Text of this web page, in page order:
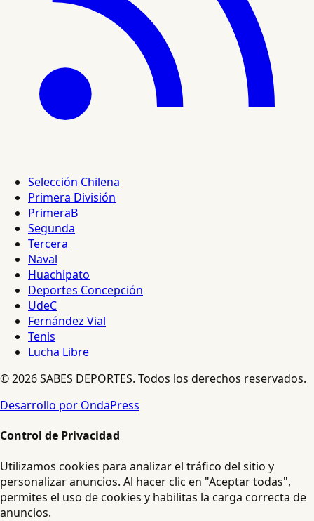
Selección Chilena
Primera División
PrimeraB
Segunda
Tercera
Naval
Huachipato
Deportes Concepción
UdeC
Fernández Vial
Tenis
Lucha Libre
© 2026 SABES DEPORTES. Todos los derechos reservados.
Desarrollo por OndaPress
Control de Privacidad
Utilizamos cookies para analizar el tráfico del sitio y
personalizar anuncios. Al hacer clic en "Aceptar todas",
permites el uso de cookies y habilitas la carga correcta de
anuncios.